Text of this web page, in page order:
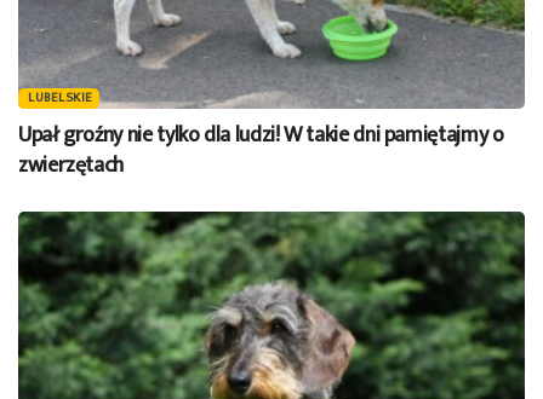
LUBELSKIE
Upał groźny nie tylko dla ludzi! W takie dni pamiętajmy o
zwierzętach